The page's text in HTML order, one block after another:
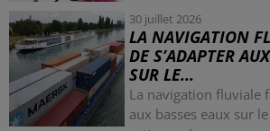
30 juillet 2026
LA NAVIGATION
DE S’ADAPTER
SUR LE...
La navigation fluviale
aux basses eaux sur